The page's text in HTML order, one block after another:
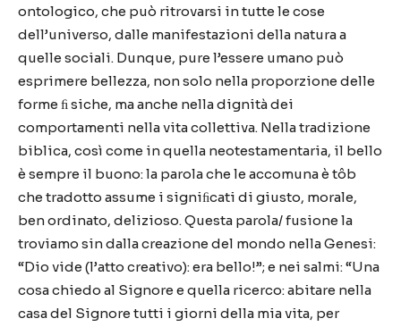
ontologico, che può ritrovarsi in tutte le cose
dell’universo, dalle manifestazioni della natura a
quelle sociali. Dunque, pure l’essere umano può
esprimere bellezza, non solo nella proporzione delle
forme ﬁ siche, ma anche nella dignità dei
comportamenti nella vita collettiva. Nella tradizione
biblica, così come in quella neotestamentaria, il bello
è sempre il buono: la parola che le accomuna è tôb
che tradotto assume i signiﬁcati di giusto, morale,
ben ordinato, delizioso. Questa parola/ fusione la
troviamo sin dalla creazione del mondo nella Genesi:
“Dio vide (l’atto creativo): era bello!”; e nei salmi: “Una
cosa chiedo al Signore e quella ricerco: abitare nella
casa del Signore tutti i giorni della mia vita, per